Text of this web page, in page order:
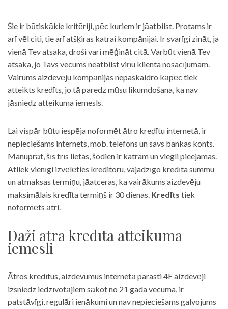
Šie ir būtiskākie kritēriji, pēc kuriem ir jāatbilst. Protams ir
arī vēl citi, tie arī atšķiras katrai kompānijai. Ir svarīgi zināt, ja
vienā Tev atsaka, droši vari mēģināt citā. Varbūt vienā Tev
atsaka, jo Tavs vecums neatbilst viņu klienta nosacījumam.
Vairums aizdevēju kompānijas nepaskaidro kāpēc tiek
atteikts kredīts, jo tā paredz mūsu likumdošana, ka nav
jāsniedz atteikuma iemesls.
Lai vispār būtu iespēja noformēt ātro kredītu internetā, ir
nepieciešams internets, mob. telefons un savs bankas konts.
Manuprāt, šīs trīs lietas, šodien ir katram un viegli pieejamas.
Atliek vienīgi izvēlēties kreditoru, vajadzīgo kredīta summu
un atmaksas termiņu, jāatceras, ka vairākums aizdevēju
maksimālais kredīta termiņš ir 30 dienas. Kredīts tiek
noformēts ātri.
Daži ātrā kredīta atteikuma
iemesli
Ātros kredītus, aizdevumus internetā parasti 4F aizdevēji
izsniedz iedzīvotājiem sākot no 21 gada vecuma, ir
patstāvīgi, regulāri ienākumi un nav nepieciešams galvojums